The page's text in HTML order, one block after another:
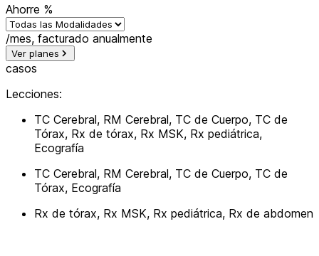
Ahorre %
Variante de examen
/mes, facturado anualmente
Ver planes
casos
Lecciones:
TC Cerebral, RM Cerebral, TC de Cuerpo, TC de
Tórax, Rx de tórax, Rx MSK, Rx pediátrica,
Ecografía
TC Cerebral, RM Cerebral, TC de Cuerpo, TC de
Tórax, Ecografía
Rx de tórax, Rx MSK, Rx pediátrica, Rx de abdomen